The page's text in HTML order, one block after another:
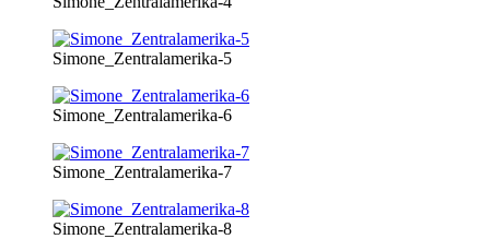
Simone_Zentralamerika-5
Simone_Zentralamerika-6
Simone_Zentralamerika-7
Simone_Zentralamerika-8